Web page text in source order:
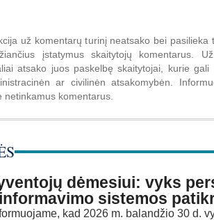
už komentarų turinį neatsako bei pasilieka
įstatymus skaitytojų komentarus.
atsako juos paskelbę skaitytojai, kurie gali
ar civilinėn atsakomybėn.
netinkamus komentarus.
dėmesiui: vyks
sistemos
kad 2026 m. balandžio 30 d.